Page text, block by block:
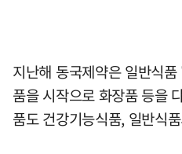
지난해 동국제약은 일반식
품을 시작으로 화장품 등을
품도 건강기능식품, 일반식